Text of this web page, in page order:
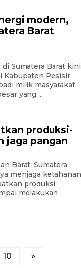
modern,
Barat
Sumatera Barat kini
Kabupaten Pesisir
milik masyarakat
yang ...
produksi-
jaga pangan
Barat, Sumatera
menjaga ketahanan
produksi,
melakukan
10 »
pembentukan
Putih di
WIB